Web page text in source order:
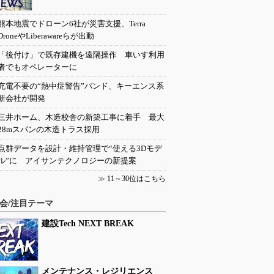
本地震でドローン6社が災害支援、Terra
やLiberawareらが出動
後付け」で既存建機を遠隔操作 車いす利用
でもオペレーターに
電不要の“熱中症警告”バンド、キーエンス系
会社が開発
井ホーム、木造校舎の新築工事に着手 最大
スパンの木造トラス採用
群データを設計・維持管理で“使える3Dモデ
”に アイサンテクノロジーの新提案
≫ 11～30位はこちら
/注目テーマ
建設Tech NEXT BREAK
メンテナンス・レジリエンス